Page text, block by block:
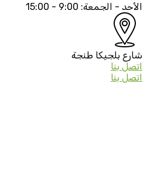
الأحد - الجمعة: 9:00 - 15:00
شارع بلجيكا طنجة
اتصل بنا
اتصل بنا